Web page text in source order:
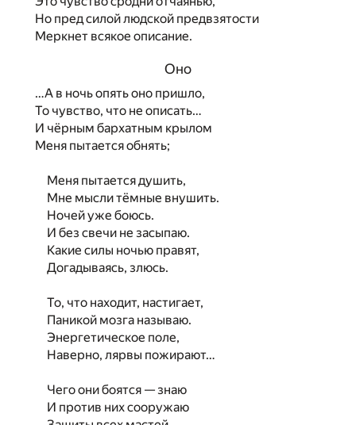
Но пред силой людской предвзятости
Меркнет всякое описание.
Оно
…А в ночь опять оно пришло,
То чувство, что не описать…
И чёрным бархатным крылом
Меня пытается обнять;
Меня пытается душить,
Мне мысли тёмные внушить.
Ночей уже боюсь.
И без свечи не засыпаю.
Какие силы ночью правят,
Догадываясь, злюсь.
То, что находит, настигает,
Паникой мозга называю.
Энергетическое поле,
Наверно, лярвы пожирают…
Чего они боятся — знаю
И против них сооружаю